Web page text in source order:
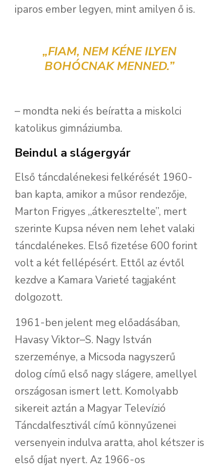
iparos ember legyen, mint amilyen ő is.
„FIAM, NEM KÉNE ILYEN
BOHÓCNAK MENNED.”
– mondta neki és beíratta a miskolci
katolikus gimnáziumba.
Beindul a slágergyár
Első táncdalénekesi felkérését 1960-
ban kapta, amikor a műsor rendezője,
Marton Frigyes „átkeresztelte”, mert
szerinte Kupsa néven nem lehet valaki
táncdalénekes. Első fizetése 600 forint
volt a két fellépésért. Ettől az évtől
kezdve a Kamara Varieté tagjaként
dolgozott.
1961-ben jelent meg előadásában,
Havasy Viktor–S. Nagy István
szerzeménye, a Micsoda nagyszerű
dolog című első nagy slágere, amellyel
országosan ismert lett. Komolyabb
sikereit aztán a Magyar Televízió
Táncdalfesztivál című könnyűzenei
versenyein indulva aratta, ahol kétszer is
első díjat nyert. Az 1966-os